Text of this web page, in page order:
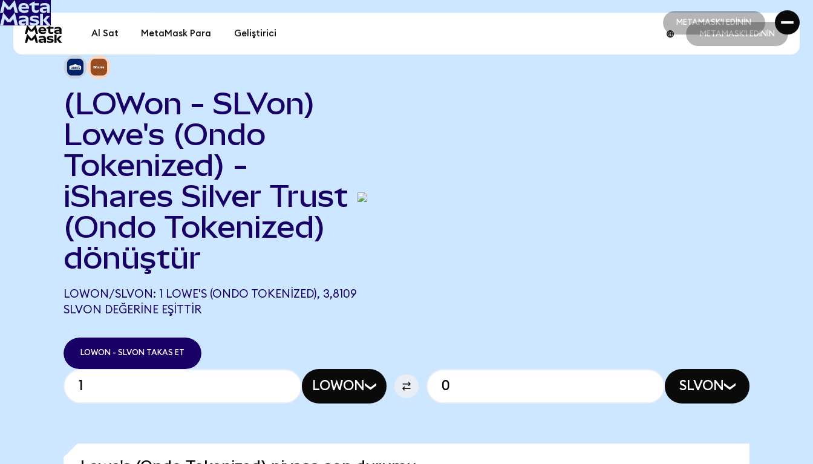
METAMASK'I EDİNİN
METAMASK'I EDİNİN
Al Sat MetaMask Para Geliştirici METAMASK'I EDİNİN
(LOWon - SLVon)
Lowe's (Ondo
Tokenized) -
iShares Silver Trust
(Ondo Tokenized)
dönüştür
LOWON/SLVON: 1 LOWE'S (ONDO TOKENIZED), 3,8109
SLVON DEĞERINE EŞITTIR
LOWON - SLVON TAKAS ET
LOWON SLVON